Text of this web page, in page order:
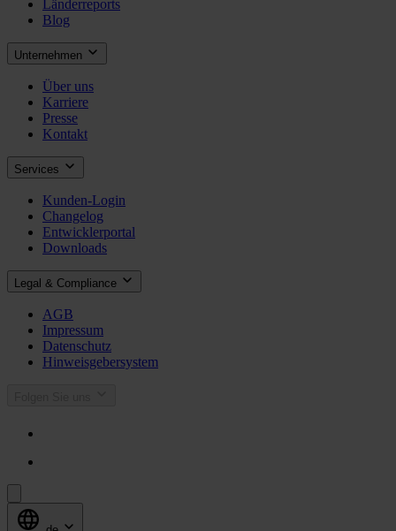
Länderreports
Blog
Unternehmen
Über uns
Karriere
Presse
Kontakt
Services
Kunden-Login
Changelog
Entwicklerportal
Downloads
Legal & Compliance
AGB
Impressum
Datenschutz
Hinweisgebersystem